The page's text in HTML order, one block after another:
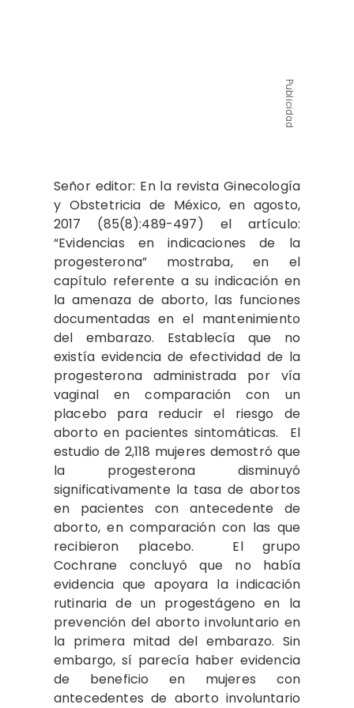
Publicidad
Señor editor: En la revista Ginecología
y Obstetricia de México, en agosto,
2017 (85(8):489-497) el artículo:
“Evidencias en indicaciones de la
progesterona” mostraba, en el
capítulo referente a su indicación en
la amenaza de aborto, las funciones
documentadas en el mantenimiento
del embarazo. Establecía que no
existía evidencia de efectividad de la
progesterona administrada por vía
vaginal en comparación con un
placebo para reducir el riesgo de
aborto en pacientes sintomáticas. El
estudio de 2,118 mujeres demostró que
la progesterona disminuyó
significativamente la tasa de abortos
en pacientes con antecedente de
aborto, en comparación con las que
recibieron placebo. El grupo
Cochrane concluyó que no había
evidencia que apoyara la indicación
rutinaria de un progestágeno en la
prevención del aborto involuntario en
la primera mitad del embarazo. Sin
embargo, sí parecía haber evidencia
de beneficio en mujeres con
antecedentes de aborto involuntario